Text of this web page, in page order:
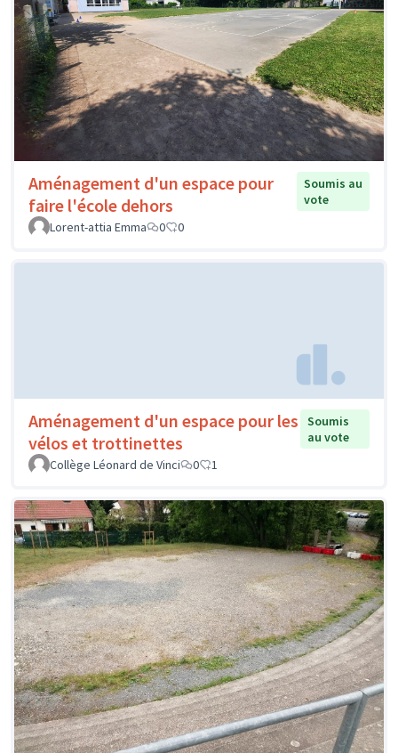
Aménagement d'un espace pour
faire l'école dehors
Soumis au
vote
Lorent-attia Emma
0 0
Aménagement d'un espace pour les
vélos et trottinettes
Soumis
au vote
Collège Léonard de Vinci
0 1